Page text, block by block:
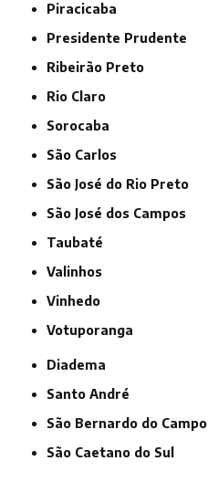
Piracicaba
Presidente Prudente
Ribeirão Preto
Rio Claro
Sorocaba
São Carlos
São José do Rio Preto
São José dos Campos
Taubaté
Valinhos
Vinhedo
Votuporanga
Diadema
Santo André
São Bernardo do Campo
São Caetano do Sul